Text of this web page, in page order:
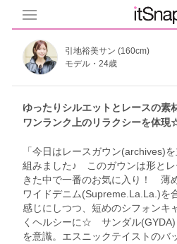
引地裕美サン (160cm)
モデル・24歳
ゆったりシルエットとレースの素
ワンランク上のリラクシーを体現
「今日はレースガウン(archives)
組みました♪ このガウンは形とレ
きた中で一番のお気に入り！ 薄
ワイドデニム(Supreme.La.La.)を
感じにしつつ、短めのシフォンキ
くヘルシーに☆ サンダル(GYDA)
を意識。エスニックテイストのバ